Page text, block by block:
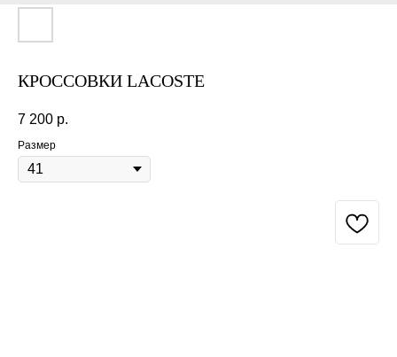
КРОССОВКИ LACOSTE
7 200 р.
Размер